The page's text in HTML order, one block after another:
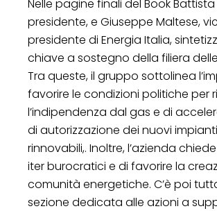
Nelle pagine finali del Book
presidente, e Giuseppe Maltese,
presidente di Energia Italia,
chiave a sostegno della filiera
Tra queste, il gruppo sottolinea
favorire le condizioni politiche per
l’indipendenza dal gas e di
di autorizzazione dei nuovi
rinnovabili,. Inoltre, l’azienda
iter burocratici e di favorire la
comunità energetiche. C’è poi
sezione dedicata alle azioni a